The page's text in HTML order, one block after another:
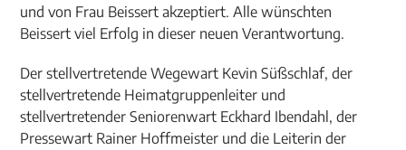
und von Frau Beissert akzeptiert. Alle wünschten
Beissert viel Erfolg in dieser neuen Verantwortung.
Der stellvertretende Wegewart Kevin Süßschlaf, der
stellvertretende Heimatgruppenleiter und
stellvertretender Seniorenwart Eckhard Ibendahl, der
Pressewart Rainer Hoffmeister und die Leiterin der